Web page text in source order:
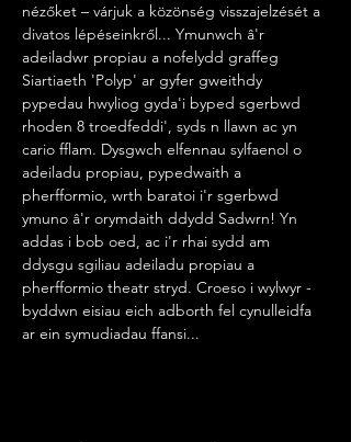
nézőket – várjuk a közönség visszajelzését a
divatos lépéseinkről... Ymunwch â'r
adeiladwr propiau a nofelydd graffeg
Siartiaeth 'Polyp' ar gyfer gweithdy
pypedau hwyliog gyda'i byped sgerbwd
rhoden 8 troedfeddi', syds n llawn ac yn
cario fflam. Dysgwch elfennau sylfaenol o
adeiladu propiau, pypedwaith a
pherfformio, wrth baratoi i'r sgerbwd
ymuno â'r orymdaith ddydd Sadwrn! Yn
addas i bob oed, ac i'r rhai sydd am
ddysgu sgiliau adeiladu propiau a
pherfformio theatr stryd. Croeso i wylwyr -
byddwn eisiau eich adborth fel cynulleidfa
ar ein symudiadau ffansi...